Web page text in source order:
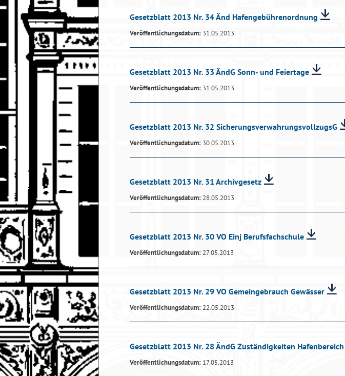
Gesetzblatt 2013 Nr. 34 Änd Hafengebührenordnung
Veröffentlichungsdatum: 31.05.2013
Gesetzblatt 2013 Nr. 33 ÄndG Sonn- und Feiertage
Veröffentlichungsdatum: 31.05.2013
Gesetzblatt 2013 Nr. 32 SicherungsverwahrungsvollzugsG
Veröffentlichungsdatum: 30.05.2013
Gesetzblatt 2013 Nr. 31 Archivgesetz
Veröffentlichungsdatum: 28.05.2013
Gesetzblatt 2013 Nr. 30 VO Einj Berufsfachschule
Veröffentlichungsdatum: 27.05.2013
Gesetzblatt 2013 Nr. 29 VO Gemeingebrauch Gewässer
Veröffentlichungsdatum: 22.05.2013
Gesetzblatt 2013 Nr. 28 ÄndG Zuständigkeiten Hafenbereich
Veröffentlichungsdatum: 17.05.2013